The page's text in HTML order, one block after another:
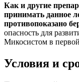
Как и другие
принимать данное
противопоказано
опасность для
Микосистом в
Условия и